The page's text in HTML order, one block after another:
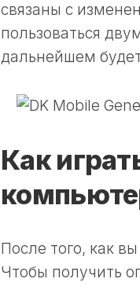
связаны с
пользоваться
дальнейшем
Как
После того, как
Чтобы получить